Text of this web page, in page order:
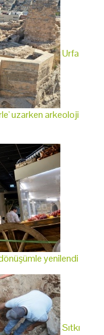
Urfa
uzarken arkeoloji
yenilendi
Sıtkı